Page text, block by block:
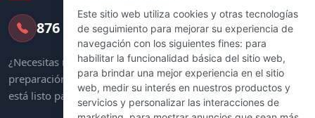
Este sitio web utiliza cookies y otras tecnologías
de seguimiento para mejorar su experiencia de
navegación con los siguientes fines: para
habilitar la funcionalidad básica del sitio web,
para brindar una mejor experiencia en el sitio
web, medir su interés en nuestros productos y
servicios y personalizar las interacciones de
876 247 237
¿Necesitas más información sobre tu
preparación? Nuestro equipo de asesores
está listo para ayudarte.